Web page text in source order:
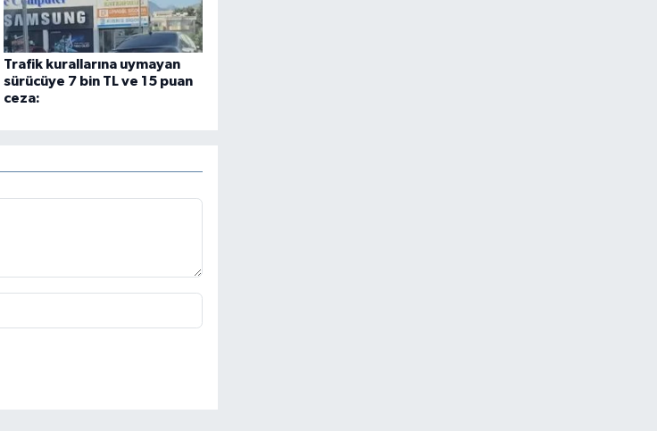
Trafik kurallarına uymayan
sürücüye 7 bin TL ve 15 puan
ceza: